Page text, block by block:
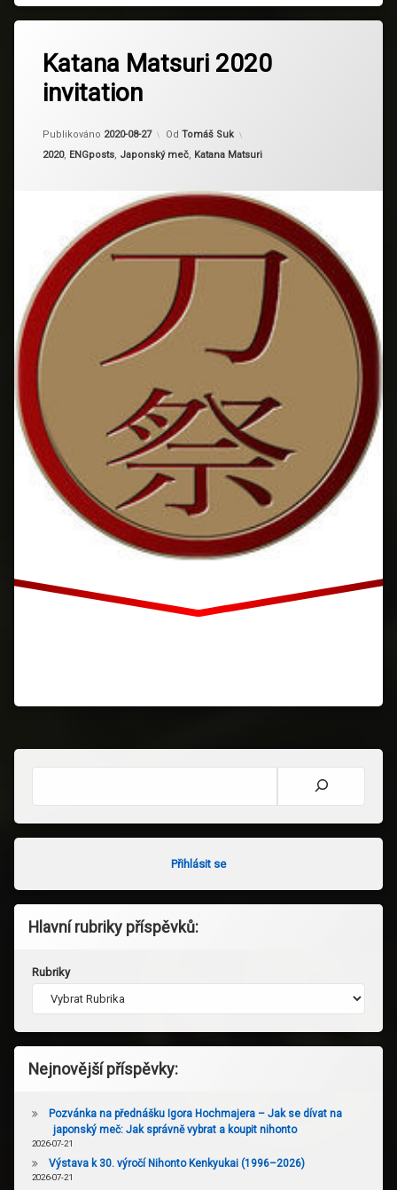
Katana Matsuri 2020
invitation
Publikováno 2020-08-27
Aktualizováno
Od Tomáš Suk
Kategorie:
2020, ENGposts, Japonský meč, Katana Matsuri
Přihlásit se
Hlavní rubriky příspěvků:
Rubriky
Nejnovější příspěvky:
Pozvánka na přednášku Igora Hochmajera – Jak se dívat na
japonský meč: Jak správně vybrat a koupit nihonto
2026-07-21
Výstava k 30. výročí Nihonto Kenkyukai (1996–2026)
2026-07-21